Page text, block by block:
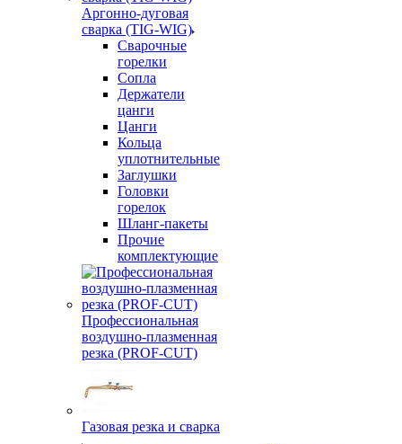
Аргонно-дуговая
сварка (TIG-WIG)
Сварочные
горелки
Сопла
Держатели
цанги
Цанги
Кольца
уплотнительные
Заглушки
Головки
горелок
Шланг-пакеты
Прочие
комплектующие
Профессиональная
воздушно-плазменная
резка (PROF-CUT)
Газовая резка и сварка